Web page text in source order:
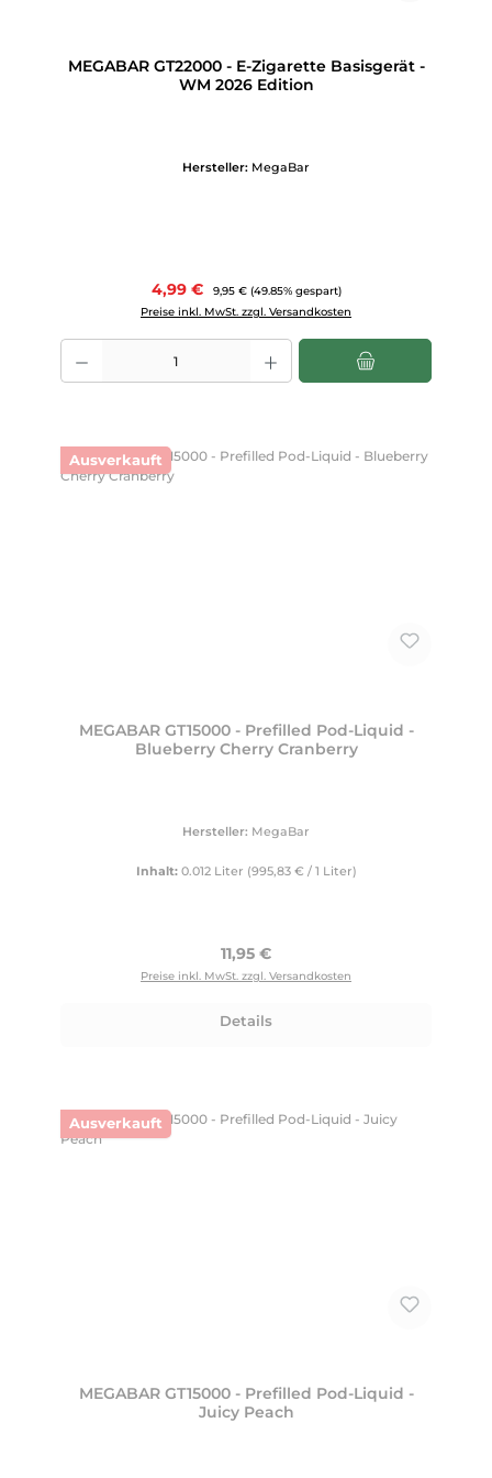
MEGABAR GT22000 - E-Zigarette Basisgerät -
WM 2026 Edition
Hersteller: MegaBar
Verkaufspreis:
4,99 € Regulärer Preis:
9,95 € (49.85% gespart)
Preise inkl. MwSt. zzgl. Versandkosten
Produkt Anzahl: Gib den gewünschten Wert ein oder benutze die
Ausverkauft
MEGABAR GT15000 - Prefilled Pod-Liquid -
Blueberry Cherry Cranberry
Hersteller: MegaBar
Inhalt: 0.012 Liter (995,83 € / 1 Liter)
Regulärer Preis:
11,95 €
Preise inkl. MwSt. zzgl. Versandkosten
Details
Ausverkauft
MEGABAR GT15000 - Prefilled Pod-Liquid -
Juicy Peach